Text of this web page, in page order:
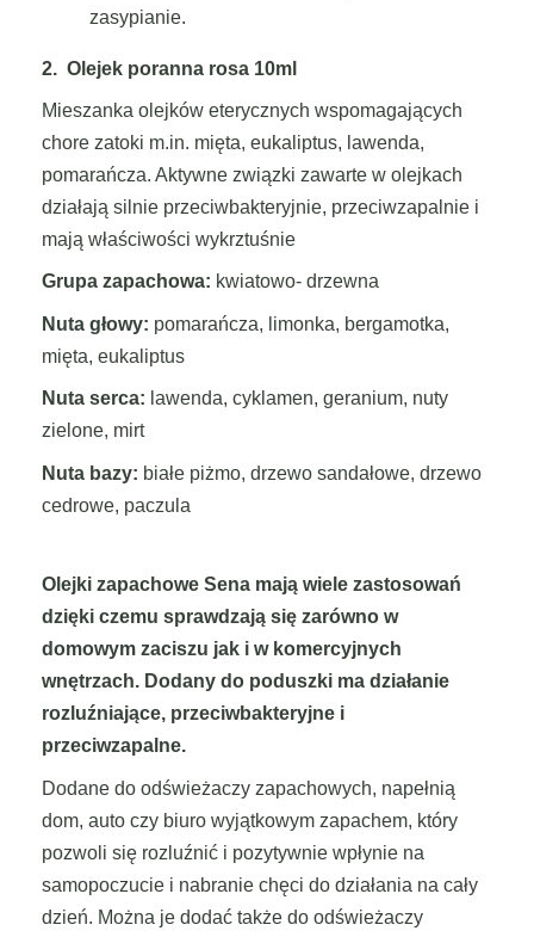
zasypianie.
2. Olejek poranna rosa 10ml
Mieszanka olejków eterycznych wspomagających
chore zatoki m.in. mięta, eukaliptus, lawenda,
pomarańcza. Aktywne związki zawarte w olejkach
działają silnie przeciwbakteryjnie, przeciwzapalnie i
mają właściwości wykrztuśnie
Grupa zapachowa: kwiatowo- drzewna
Nuta głowy: pomarańcza, limonka, bergamotka,
mięta, eukaliptus
Nuta serca: lawenda, cyklamen, geranium, nuty
zielone, mirt
Nuta bazy: białe piżmo, drzewo sandałowe, drzewo
cedrowe, paczula
Olejki zapachowe Sena mają wiele zastosowań
dzięki czemu sprawdzają się zarówno w
domowym zaciszu jak i w komercyjnych
wnętrzach. Dodany do poduszki ma działanie
rozluźniające, przeciwbakteryjne i
przeciwzapalne.
Dodane do odświeżaczy zapachowych, napełnią
dom, auto czy biuro wyjątkowym zapachem, który
pozwoli się rozluźnić i pozytywnie wpłynie na
samopoczucie i nabranie chęci do działania na cały
dzień. Można je dodać także do odświeżaczy